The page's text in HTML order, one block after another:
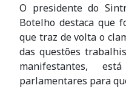
O presidente do
Botelho destaca que
que traz de volta o
das questões
manifestantes,
parlamentares para